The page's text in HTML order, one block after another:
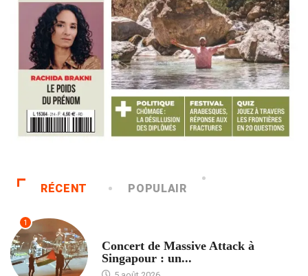
RÉCENT POPULAIR
1
Concert de Massive Attack à
Singapour : un...